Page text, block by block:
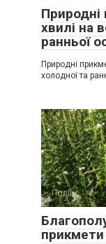
Природні
хвилі на
ранньої
Природні
холодної та
Події